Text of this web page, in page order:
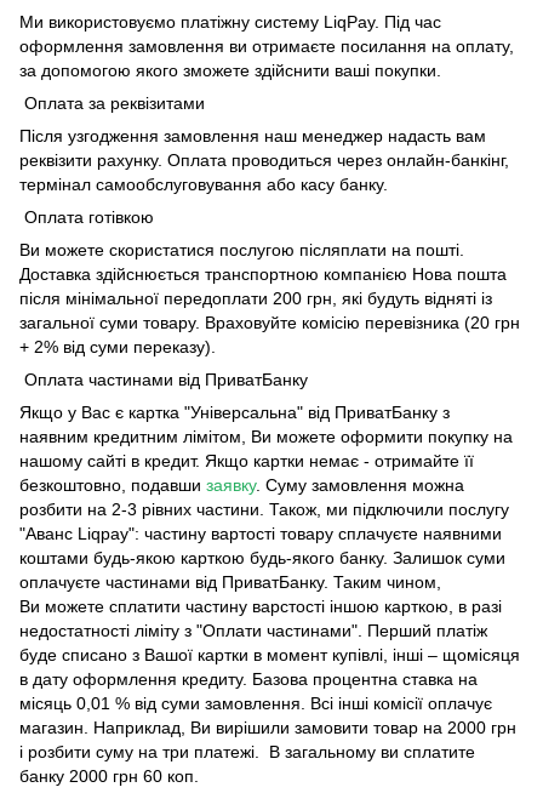
Ми використовуємо платіжну систему LiqPay. Під час
оформлення замовлення ви отримаєте посилання на оплату,
за допомогою якого зможете здійснити ваші покупки.
Оплата за реквізитами
Після узгодження замовлення наш менеджер надасть вам
реквізити рахунку. Оплата проводиться через онлайн-банкінг,
термінал самообслуговування або касу банку.
Оплата готівкою
Ви можете скористатися послугою післяплати на пошті.
Доставка здійснюється транспортною компанією Нова пошта
після мінімальної передоплати 200 грн, які будуть відняті із
загальної суми товару. Враховуйте комісію перевізника (20 грн
+ 2% від суми переказу).
Оплата частинами від ПриватБанку
Якщо у Вас є картка "Універсальна" від ПриватБанку з
наявним кредитним лімітом, Ви можете оформити покупку на
нашому сайті в кредит. Якщо картки немає - отримайте її
безкоштовно, подавши заявку. Суму замовлення можна
розбити на 2-3 рівних частини. Також, ми підключили послугу
"Аванс Liqpay": частину вартості товару сплачуєте наявними
коштами будь-якою карткою будь-якого банку. Залишок суми
оплачуєте частинами від ПриватБанку. Таким чином,
Ви можете сплатити частину варстості іншою карткою, в разі
недостатності ліміту з "Оплати частинами". Перший платіж
буде списано з Вашої картки в момент купівлі, інші – щомісяця
в дату оформлення кредиту. Базова процентна ставка на
місяць 0,01 % від суми замовлення. Всі інші комісії оплачує
магазин. Наприклад, Ви вирішили замовити товар на 2000 грн
і розбити суму на три платежі. В загальному ви сплатите
банку 2000 грн 60 коп.